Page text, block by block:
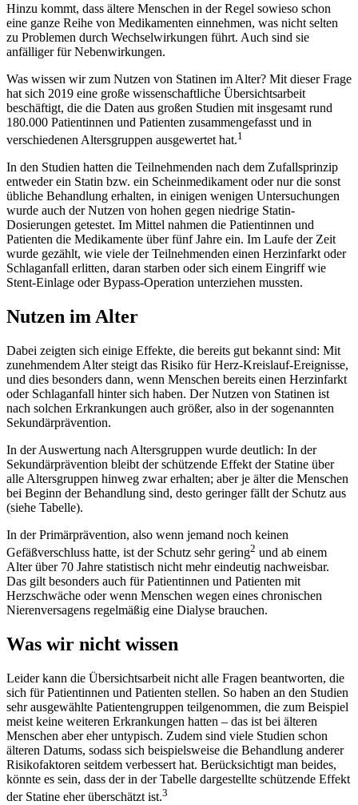
Hinzu kommt, dass ältere Menschen in der Regel sowieso schon
eine ganze Reihe von Medikamenten einnehmen, was nicht selten
zu Problemen durch Wechselwirkungen führt. Auch sind sie
anfälliger für Nebenwirkungen.
Was wissen wir zum Nutzen von Statinen im Alter? Mit dieser Frage
hat sich 2019 eine große wissenschaftliche Übersichtsarbeit
beschäftigt, die die Daten aus großen Studien mit insgesamt rund
180.000 Patientinnen und Patienten zusammengefasst und in
verschiedenen Altersgruppen ausgewertet hat.1
In den Studien hatten die Teilnehmenden nach dem Zufalls­prinzip
entweder ein Statin bzw. ein Scheinmedikament oder nur die sonst
übliche Behandlung erhalten, in einigen wenigen Untersuchungen
wurde auch der Nutzen von hohen gegen niedrige Statin-
Dosierungen getestet. Im Mittel nahmen die Patientinnen und
Patienten die Medikamente über fünf Jahre ein. Im Laufe der Zeit
wurde gezählt, wie viele der Teilnehmenden einen Herzinfarkt oder
Schlaganfall erlitten, daran starben oder sich einem Eingriff wie
Stent-Einlage oder Bypass-Operation unterziehen mussten.
Nutzen im Alter
Dabei zeigten sich einige Effekte, die bereits gut bekannt sind: Mit
zunehmendem Alter steigt das Risiko für Herz-Kreislauf-Ereignisse,
und dies besonders dann, wenn Menschen bereits einen Herzinfarkt
oder Schlaganfall hinter sich haben. Der Nutzen von Statinen ist
nach solchen Erkrankungen auch größer, also in der sogenannten
Sekundärprävention.
In der Auswertung nach Altersgruppen wurde deutlich: In der
Sekundärprävention bleibt der schützende Effekt der Statine über
alle Altersgruppen hinweg zwar erhalten; aber je älter die Menschen
bei Beginn der Behandlung sind, desto geringer fällt der Schutz aus
(siehe Tabelle).
In der Primärprävention, also wenn jemand noch keinen
Gefäßverschluss hatte, ist der Schutz sehr gering2 und ab einem
Alter über 70 Jahre statistisch nicht mehr eindeutig nachweisbar.
Das gilt besonders auch für Patientinnen und Patienten mit
Herzschwäche oder wenn Menschen wegen eines chronischen
Nierenversagens regelmäßig eine Dialyse brauchen.
Was wir nicht wissen
Leider kann die Übersichtsarbeit nicht alle Fragen beantworten, die
sich für Patientinnen und Patienten stellen. So haben an den Studien
sehr ausgewählte Patientengruppen teilgenommen, die zum Beispiel
meist keine weiteren Erkrankungen hatten – das ist bei älteren
Menschen aber eher untypisch. Zudem sind viele Studien schon
älteren Datums, sodass sich beispielsweise die Behandlung anderer
Risikofaktoren seitdem verbessert hat. Berücksichtigt man beides,
könnte es sein, dass der in der Tabelle dargestellte schützende Effekt
der Statine eher überschätzt ist.3